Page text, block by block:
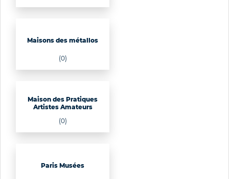
Maisons des métallos
(0)
Maison des Pratiques
Artistes Amateurs
(0)
Paris Musées